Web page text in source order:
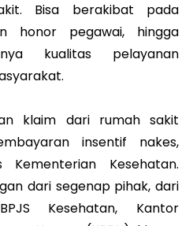
Bisa berakibat pada
honor pegawai, hingga
kualitas pelayanan
klaim dari rumah sakit
insentif nakes,
Kesehatan.
dari segenap pihak, dari
Kesehatan, Kantor